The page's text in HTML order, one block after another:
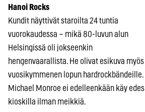
Hanoi Rocks
Kundit näyttivät staroilta 24 tuntia
vuorokaudessa – mikä 80-luvun alun
Helsingissä oli jokseenkin
hengenvaarallista. He olivat esikuva myös
vuosikymmenen lopun hardrockbändeille.
Michael Monroe ei edelleenkään käy edes
kioskilla ilman meikkiä.